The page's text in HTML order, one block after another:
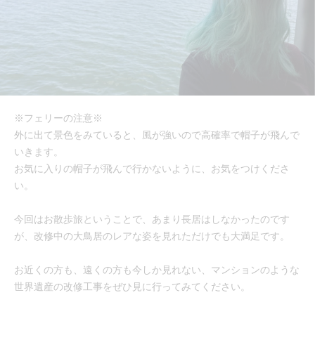
※フェリーの注意※
外に出て景色をみていると、風が強いので高確率で帽子が飛んで
いきます。
お気に入りの帽子が飛んで行かないように、お気をつけくださ
い。
今回はお散歩旅ということで、あまり長居はしなかったのです
が、改修中の大鳥居のレアな姿を見れただけでも大満足です。
お近くの方も、遠くの方も今しか見れない、マンションのような
世界遺産の改修工事をぜひ見に行ってみてください。